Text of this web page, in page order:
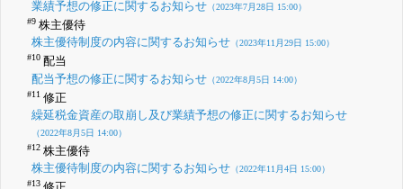
業績予想の修正に関するお知らせ（2023年7月28日 15:00）
#9株主優待
株主優待制度の内容に関するお知らせ（2023年11月29日 15:00）
#10配当
配当予想の修正に関するお知らせ（2022年8月5日 14:00）
#11修正
繰延税金資産の取崩し及び業績予想の修正に関するお知らせ
（2022年8月5日 14:00）
#12株主優待
株主優待制度の内容に関するお知らせ（2022年11月4日 15:00）
#13